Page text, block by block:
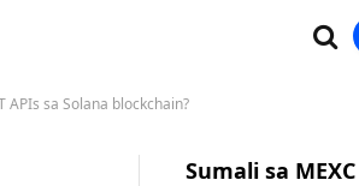
sa Solana blockchain?
Sumali sa